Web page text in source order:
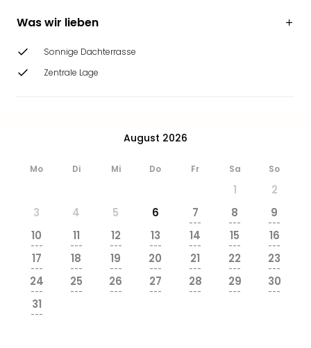
Was wir lieben
Sonnige Dachterrasse
Zentrale Lage
August 2026
Mo Di Mi Do Fr Sa So
1
2
3
4 5 6 7
---
8
---
9
---
10
---
11
---
12
---
13
---
14
---
15
---
16
---
17
---
18
---
19
---
20
---
21
---
22
---
23
---
24
---
25
---
26
---
27
---
28
---
29
---
30
---
31
---